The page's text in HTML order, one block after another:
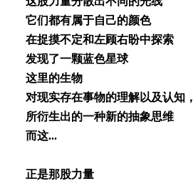
它们都有属于⾃⼰的颜⾊
在捉摸不定和左顾右盼中探索
发现了⼀颗蓝⾊星球
这⾥的⽣物
对现实存在事物的理解以及认知，
所衍⽣出的⼀种新的抽象思维
⽽这...
正是那股⼒量